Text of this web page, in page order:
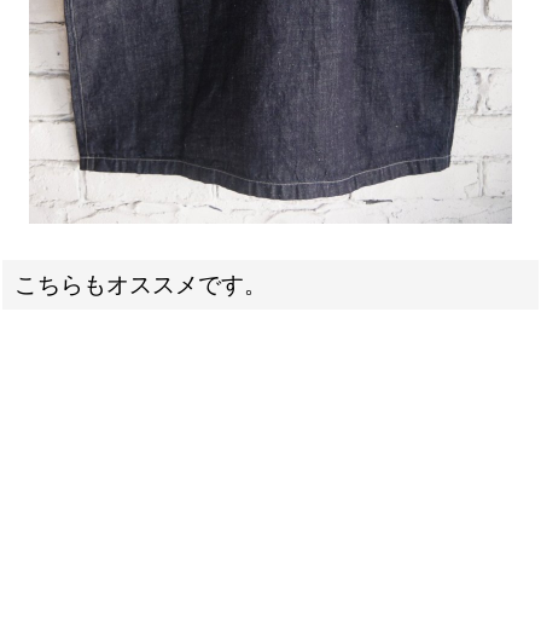
こちらもオススメです。